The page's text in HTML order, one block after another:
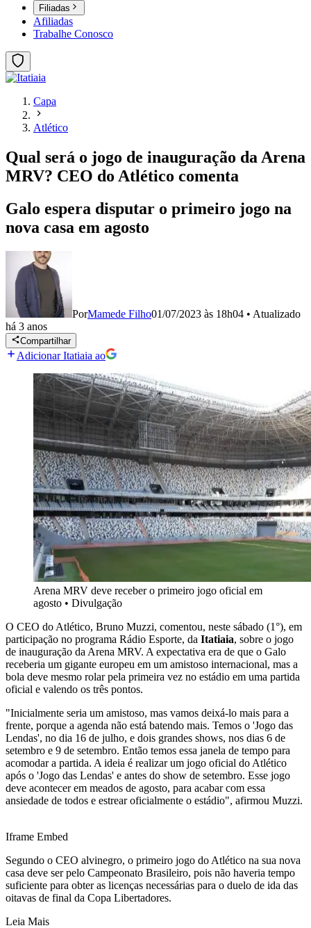
Filiadas
Afiliadas
Trabalhe Conosco
Capa
Atlético
Qual será o jogo de inauguração da Arena
MRV? CEO do Atlético comenta
Galo espera disputar o primeiro jogo na
nova casa em agosto
PorMamede Filho01/07/2023 às 18h04 • Atualizado
há 3 anos
Compartilhar
Adicionar Itatiaia ao
Arena MRV deve receber o primeiro jogo oficial em
agosto • Divulgação
O CEO do Atlético, Bruno Muzzi, comentou, neste sábado (1°), em
participação no programa Rádio Esporte, da Itatiaia, sobre o jogo
de inauguração da Arena MRV. A expectativa era de que o Galo
receberia um gigante europeu em um amistoso internacional, mas a
bola deve mesmo rolar pela primeira vez no estádio em uma partida
oficial e valendo os três pontos.
"Inicialmente seria um amistoso, mas vamos deixá-lo mais para a
frente, porque a agenda não está batendo mais. Temos o 'Jogo das
Lendas', no dia 16 de julho, e dois grandes shows, nos dias 6 de
setembro e 9 de setembro. Então temos essa janela de tempo para
acomodar a partida. A ideia é realizar um jogo oficial do Atlético
após o 'Jogo das Lendas' e antes do show de setembro. Esse jogo
deve acontecer em meados de agosto, para acabar com essa
ansiedade de todos e estrear oficialmente o estádio", afirmou Muzzi.
Iframe Embed
Segundo o CEO alvinegro, o primeiro jogo do Atlético na sua nova
casa deve ser pelo Campeonato Brasileiro, pois não haveria tempo
suficiente para obter as licenças necessárias para o duelo de ida das
oitavas de final da Copa Libertadores.
Leia Mais